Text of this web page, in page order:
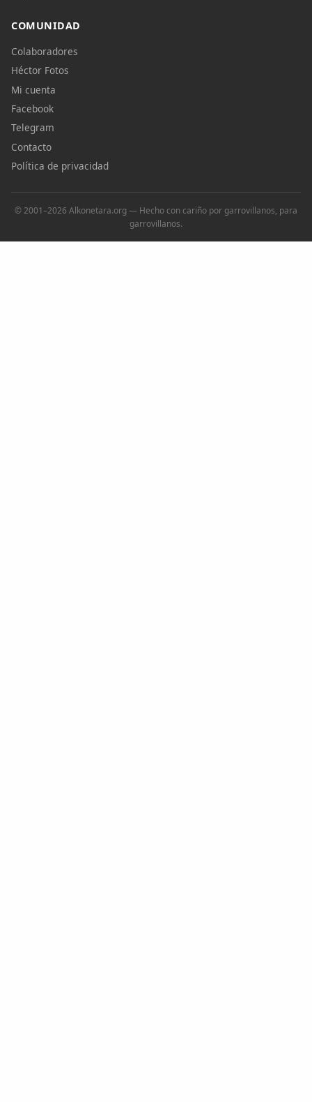
COMUNIDAD
Colaboradores
Héctor Fotos
Mi cuenta
Facebook
Telegram
Contacto
Política de privacidad
© 2001–2026 Alkonetara.org — Hecho con cariño por garrovillanos, para
garrovillanos.